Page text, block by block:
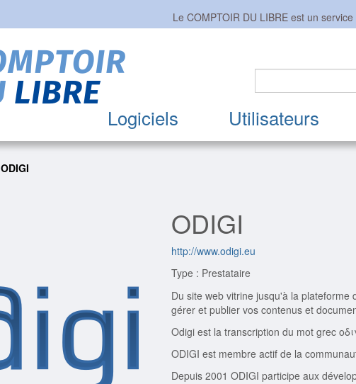
Le COMPTOIR DU LIBRE est un service
Logiciels Utilisateurs
ODIGI
ODIGI
http://www.odigi.eu
Type : Prestataire
Du site web vitrine jusqu'à la
gérer et publier vos contenus et
Odigi est la transcription du mot grec
ODIGI est membre actif de la
Depuis 2001 ODIGI participe aux